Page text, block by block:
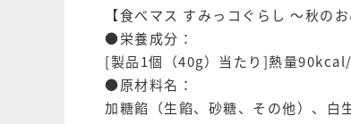
【食べマス すみっコぐらし ～秋の
●栄養成分：
[製品1個（40g）当たり]熱量
●原材料名：
加糖餡（生餡、砂糖、その他）、白